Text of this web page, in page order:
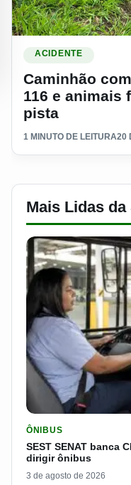
ACIDENTE
Caminhão
116 e animais
pista
1 MINUTO DE LEITURA20
Mais Lidas da
ÔNIBUS
SEST SENAT banca
dirigir ônibus
3 de agosto de 2026